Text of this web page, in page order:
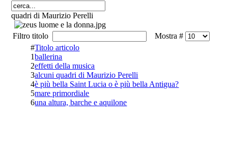
quadri di Maurizio Perelli
Filtro titolo
Mostra #
#Titolo articolo
1ballerina
2effetti della musica
3alcuni quadri di Maurizio Perelli
4è più bella Saint Lucia o è più bella Antigua?
5mare primordiale
6una altura, barche e aquilone